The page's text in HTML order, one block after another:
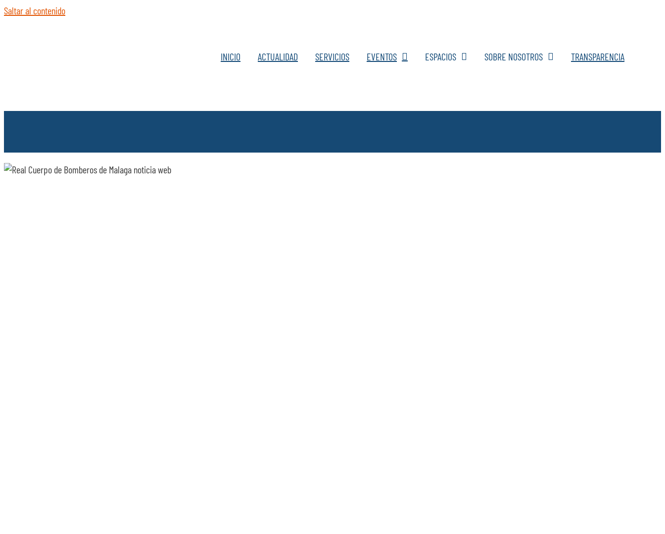
Saltar al contenido
INICIO ACTUALIDAD SERVICIOS EVENTOS ESPACIOS SOBRE NOSOTROS TRANSPARENCIA